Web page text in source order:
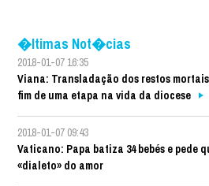
�ltimas Not�cias
2018-01-07 16:35
Viana: Transladação dos restos
fim de uma etapa na vida da diocese
2018-01-07 09:43
Vaticano: Papa batiza 34 bebés e pede
«dialeto» do amor